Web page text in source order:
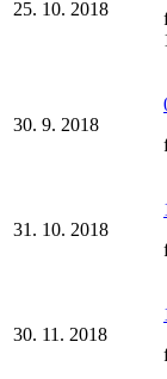
25. 10. 2018
30. 9. 2018
31. 10. 2018
30. 11. 2018